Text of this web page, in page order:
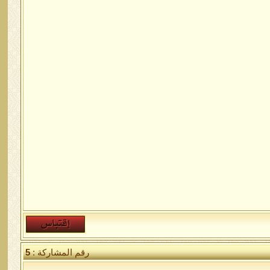
رقم المشاركة :5